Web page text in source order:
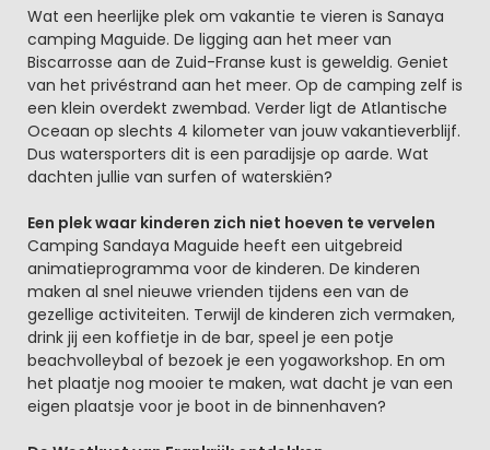
Beschrijving
Wat een heerlijke plek om vakantie te vieren is Sanaya
camping Maguide. De ligging aan het meer van
Biscarrosse aan de Zuid-Franse kust is geweldig. Geniet
van het privéstrand aan het meer. Op de camping zelf is
een klein overdekt zwembad. Verder ligt de Atlantische
Oceaan op slechts 4 kilometer van jouw vakantieverblijf.
Dus watersporters dit is een paradijsje op aarde. Wat
dachten jullie van surfen of waterskiën?
Een plek waar kinderen zich niet hoeven te vervelen
Camping Sandaya Maguide heeft een uitgebreid
animatieprogramma voor de kinderen. De kinderen
maken al snel nieuwe vrienden tijdens een van de
gezellige activiteiten. Terwijl de kinderen zich vermaken,
drink jij een koffietje in de bar, speel je een potje
beachvolleybal of bezoek je een yogaworkshop. En om
het plaatje nog mooier te maken, wat dacht je van een
eigen plaatsje voor je boot in de binnenhaven?